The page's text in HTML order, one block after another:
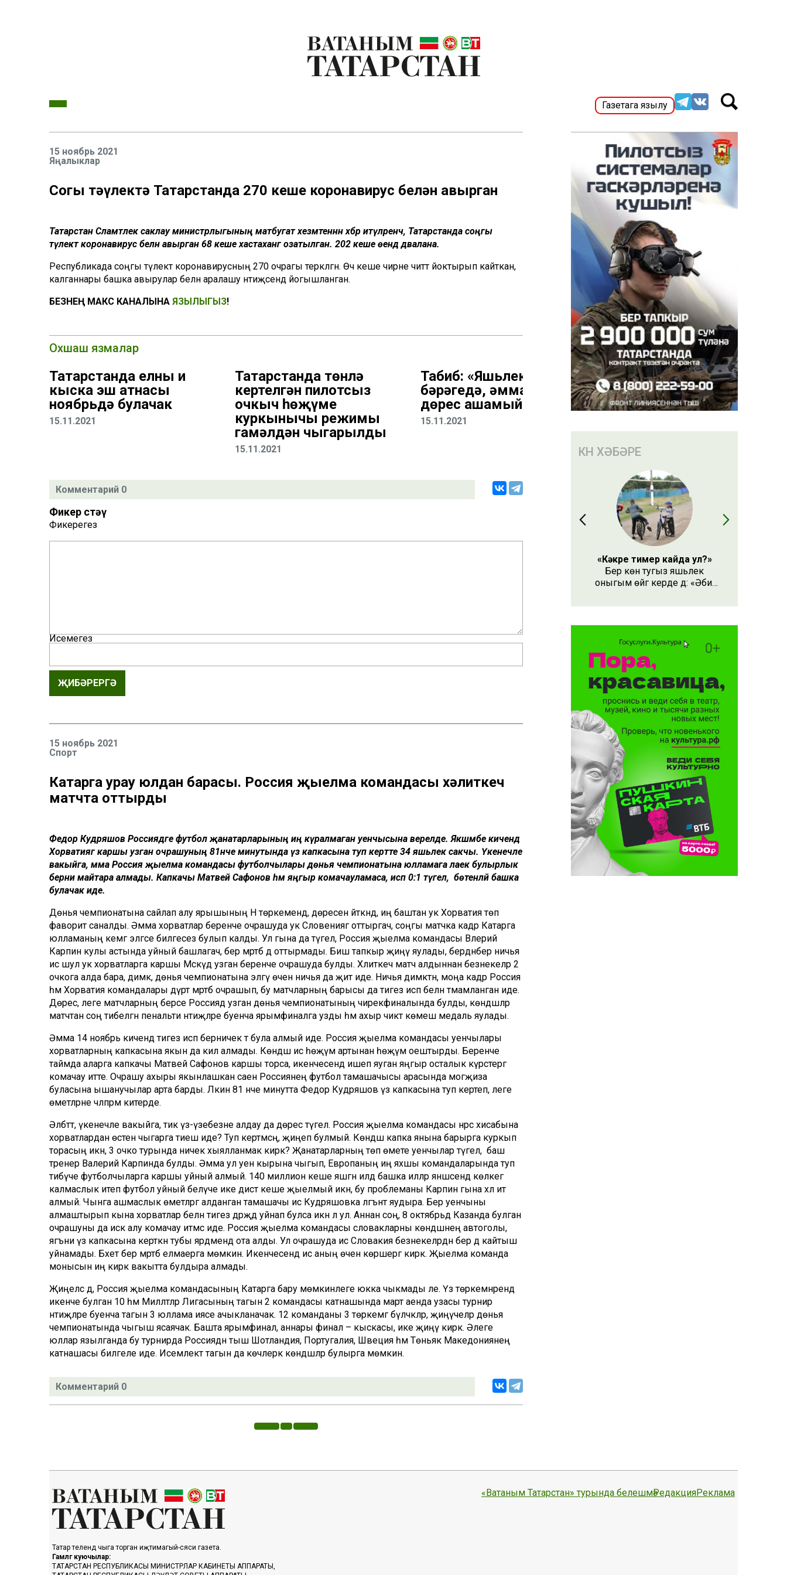
Газетага язылу
15 ноябрь 2021
Яңалыклар
Соңгы тәүлектә Татарстанда 270 кеше коронавирус белән авырган
Татарстан Сәламәтлек саклау министрлыгының матбугат хезмәтеннән хәбәр итүләренчә, Татарстанда соңгы
тәүлектә коронавирус белән авырган 68 кеше хастаханәгә озатылган. 202 кеше өендә дәвалана.
Республикада соңгы тәүлектә коронавирусның 270 очрагы теркәлгән. Өч кеше чирне читтә йоктырып кайткан,
калганнары башка авырулар белән аралашу нәтиҗәсендә йогышланган.
БЕЗНЕҢ МАКС КАНАЛЫНА ЯЗЫЛЫГЫЗ!
Охшаш язмалар
Татарстанда елның иң
кыска эш атнасы
ноябрьдә булачак
15.11.2021
Татарстанда төнлә
кертелгән пилотсыз
очкыч һөҗүме
куркынычы режимы
гамәлдән чыгарылды
15.11.2021
Табиб: «Яшьлек сере –
бәрәңгедә, әмма без аны
дөрес ашамыйбыз»
15.11.2021
Комментарий 0
Фикер өстәү
Фикерегез
Исемегез
ҖИБӘРЕРГӘ
15 ноябрь 2021
Спорт
Катарга урау юлдан барасы. Россия җыелма командасы хәлиткеч
матчта оттырды
Федор Кудряшов Россиядәге футбол җанатарларының иң күралмаган уенчысына әверелде. Якшәмбе кичендә
Хорватиягә каршы узган очрашуның 81нче минутында үз капкасына туп кертте 34 яшьлек сакчы. Үкенечле
вакыйга, әмма Россия җыелма командасы футболчылары дөнья чемпионатына юлламага лаек булырлык
берни майтара алмады. Капкачы Матвей Сафонов һәм яңгыр комачауламаса, исәп 0:1 түгел, ә бөтенләй башка
булачак иде.
Дөнья чемпионатына сайлап алу ярышының H төркемендә, дөресен әйткәндә, иң баштан ук Хорватия төп
фаворит саналды. Әмма хорватлар беренче очрашуда ук Словениягә оттыргач, соңгы матчка кадәр Катарга
юлламаның кемгә эләгәсе билгесез булып калды. Ул гына да түгел, Россия җыелма командасы Влерий
Карпин кулы астында уйный башлагач, бер мәртәбә дә оттырмады. Биш тапкыр җиңү яулады, бердәнбер ничья
исә шул ук хорватларга каршы Мәскәүдә узган беренче очрашуда булды. Хәлиткеч матч алдыннан безнекеләр 2
очкога алда бара, димәк, дөнья чемпионатына эләгү өчен ничья да җитә иде. Ничья димәктән, моңа кадәр Россия
һәм Хорватия командалары дүрт мәртәбә очрашып, бу матчларның барысы да тигез исәп белән тәмамланган иде.
Дөрес, әлеге матчларның берсе Россиядә узган дөнья чемпионатының чирекфиналында булды, көндәшләр
матчтан соң тибелгән пенальти нәтиҗәләре буенча ярымфиналга узды һәм ахыр чиктә көмеш медаль яулады.
Әмма 14 ноябрь кичендә тигез исәп берничек тә була алмый иде. Россия җыелма командасы уенчылары
хорватларның капкасына якын да килә алмады. Көндәш исә һөҗүм артынан һөҗүм оештырды. Беренче
таймда аларга капкачы Матвей Сафонов каршы торса, икенчесендә ишеп яуган яңгыр осталык күрсәтергә
комачау итте. Очрашу ахыры якынлашкан саен Россиянең футбол тамашачысы арасында могҗиза
буласына ышанучылар арта барды. Ләкин 81 нче минутта Федор Кудряшов үз капкасына туп кертеп, әлеге
өметләрне чәлпәрәмә китерде.
Әлбәттә, үкенечле вакыйга, тик үз-үзебезне алдау да дөрес түгел. Россия җыелма командасы нәрсә хисабына
хорватлардан өстен чыгарга тиеш иде? Туп кертмәсәң, җиңеп булмый. Көндәш капка янына барырга куркып
торасың икән, 3 очко турында ничек хыялланмак кирәк? Җанатарларның төп өмете уенчылар түгел, ә баш
тренер Валерий Карпинда булды. Әмма ул уен кырына чыгып, Европаның иң яхшы командаларында туп
тибүче футболчыларга каршы уйный алмый. 140 миллион кеше яшәгән илдә башка илләр янәшәсендә көлкегә
калмаслык итеп футбол уйный белүче ике дистә кеше җыелмый икән, бу проблеманы Карпин гына хәл итә
алмый. Чынга ашмаслык өметләргә алданган тамашачы исә Кудряшовка ләгънәт яудыра. Бер уенчыны
алмаштырып кына хорватлар белән тигез дәрәҗәдә уйнап булса икән лә ул. Аннан соң, 8 октябрьдә Казанда булган
очрашуны да искә алу комачау итмәс иде. Россия җыелма командасы словакларны көндәшнең автоголы,
ягъни үз капкасына керткән тубы ярдәмендә ота алды. Ул очрашуда исә Словакия безнекеләрдән бер дә кайтыш
уйнамады. Бәхет бер мәртәбә елмаерга мөмкин. Икенчесендә исә аның өчен көрәшергә кирәк. Җыелма команда
монысын иң кирәк вакытта булдыра алмады.
Җиңелсә дә, Россия җыелма командасының Катарга бару мөмкинлеге юкка чыкмады әле. Үз төркемнәрендә
икенче булган 10 һәм Милләтләр Лигасының тагын 2 командасы катнашында март аенда узасы турнир
нәтиҗәләре буенча тагын 3 юллама иясе ачыкланачак. 12 команданы 3 төркемгә бүләчәкләр, җиңүчеләр дөнья
чемпионатында чыгыш ясаячак. Башта ярымфинал, аннары финал – кыскасы, ике җиңү кирәк. Әлеге
юллар язылганда бу турнирда Россиядән тыш Шотландия, Португалия, Швеция һәм Төньяк Македониянең
катнашасы билгеле иде. Исемлектә тагын да көчлерәк көндәшләр булырга мөмкин.
Комментарий 0
КӨН ХӘБӘРЕ
«Кәкре тимер кайда ул?»
Бер көн тугыз яшьлек
оныгым өйгә керде дә: «Әби,
ул?» – дип сорады.
Татар телендә чыга торган иҗтимагый-сәяси газета.
Гамәлгә куючылар:
ТАТАРСТАН РЕСПУБЛИКАСЫ МИНИСТРЛАР КАБИНЕТЫ АППАРАТЫ,
«Ватаным Татарстан» турында белешмәРедакцияРеклама